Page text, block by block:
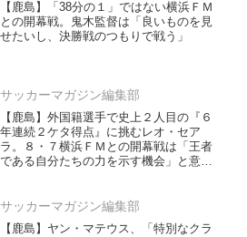
【鹿島】「38分の１」ではない横浜ＦＭ
との開幕戦。鬼木監督は「良いものを見
せたいし、決勝戦のつもりで戦う」
サッカーマガジン編集部
【鹿島】外国籍選手で史上２人目の『６
年連続２ケタ得点』に挑むレオ・セア
ラ。８・７横浜ＦＭとの開幕戦は「王者
である自分たちの力を示す機会」と意気
サッカーマガジン編集部
【鹿島】ヤン・マテウス、「特別なクラ